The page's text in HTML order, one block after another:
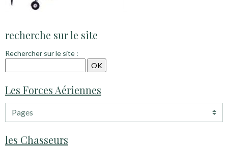
recherche sur le site
Rechercher sur le site :
Les Forces Aériennes
les Chasseurs